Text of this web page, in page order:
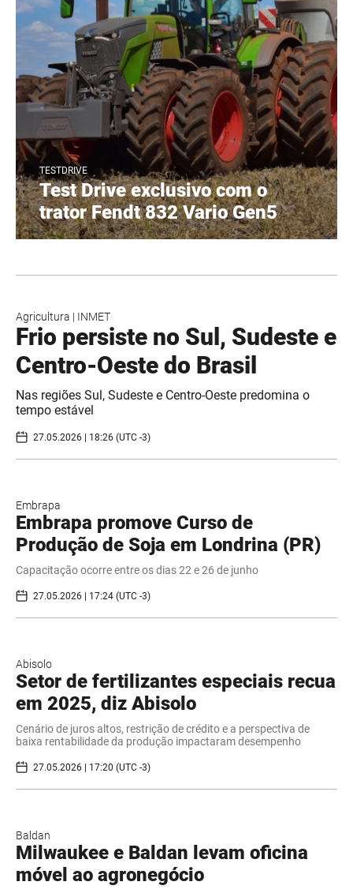
TESTDRIVE
Test Drive exclusivo com o
trator Fendt 832 Vario Gen5
Agricultura | INMET
Frio persiste no Sul, Sudeste e
Centro-Oeste do Brasil
Nas regiões Sul, Sudeste e Centro-Oeste predomina o
tempo estável
27.05.2026 | 18:26 (UTC -3)
Embrapa
Embrapa promove Curso de
Produção de Soja em Londrina (PR)
Capacitação ocorre entre os dias 22 e 26 de junho
27.05.2026 | 17:24 (UTC -3)
Abisolo
Setor de fertilizantes especiais recua
em 2025, diz Abisolo
Cenário de juros altos, restrição de crédito e a perspectiva de
baixa rentabilidade da produção impactaram desempenho
27.05.2026 | 17:20 (UTC -3)
Baldan
Milwaukee e Baldan levam oficina
móvel ao agronegócio